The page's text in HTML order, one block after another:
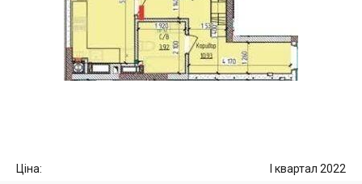
Ціна: I квартал 2022